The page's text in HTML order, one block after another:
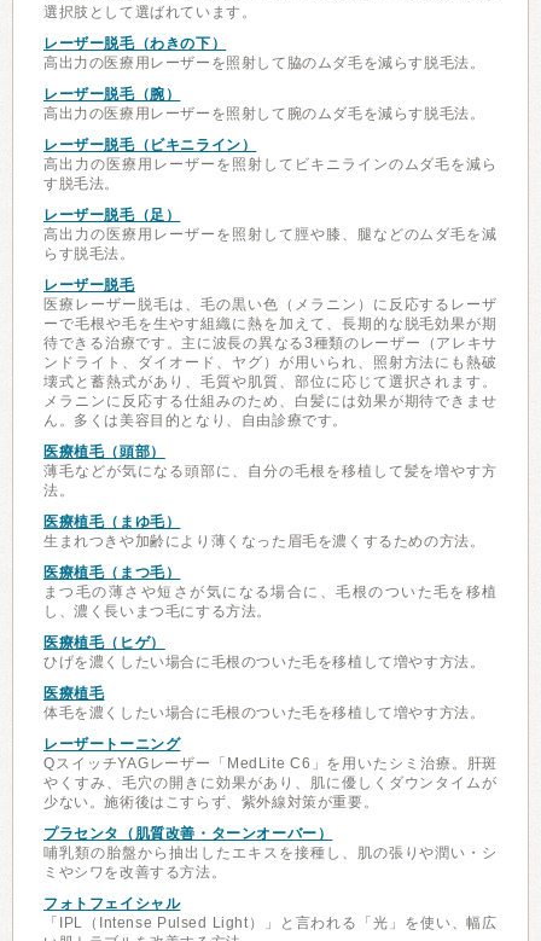
選択肢として選ばれています。
レーザー脱毛（わきの下）
高出力の医療用レーザーを照射して脇のムダ毛を減らす脱毛法。
レーザー脱毛（腕）
高出力の医療用レーザーを照射して腕のムダ毛を減らす脱毛法。
レーザー脱毛（ビキニライン）
高出力の医療用レーザーを照射してビキニラインのムダ毛を減ら
す脱毛法。
レーザー脱毛（足）
高出力の医療用レーザーを照射して脛や膝、腿などのムダ毛を減
らす脱毛法。
レーザー脱毛
医療レーザー脱毛は、毛の黒い色（メラニン）に反応するレーザ
ーで毛根や毛を生やす組織に熱を加えて、長期的な脱毛効果が期
待できる治療です。主に波長の異なる3種類のレーザー（アレキサ
ンドライト、ダイオード、ヤグ）が用いられ、照射方法にも熱破
壊式と蓄熱式があり、毛質や肌質、部位に応じて選択されます。
メラニンに反応する仕組みのため、白髪には効果が期待できませ
ん。多くは美容目的となり、自由診療です。
医療植毛（頭部）
薄毛などが気になる頭部に、自分の毛根を移植して髪を増やす方
法。
医療植毛（まゆ毛）
生まれつきや加齢により薄くなった眉毛を濃くするための方法。
医療植毛（まつ毛）
まつ毛の薄さや短さが気になる場合に、毛根のついた毛を移植
し、濃く長いまつ毛にする方法。
医療植毛（ヒゲ）
ひげを濃くしたい場合に毛根のついた毛を移植して増やす方法。
医療植毛
体毛を濃くしたい場合に毛根のついた毛を移植して増やす方法。
レーザートーニング
QスイッチYAGレーザー「MedLite C6」を用いたシミ治療。肝斑
やくすみ、毛穴の開きに効果があり、肌に優しくダウンタイムが
少ない。施術後はこすらず、紫外線対策が重要。
プラセンタ（肌質改善・ターンオーバー）
哺乳類の胎盤から抽出したエキスを接種し、肌の張りや潤い・シ
ミやシワを改善する方法。
フォトフェイシャル
「IPL（Intense Pulsed Light）」と言われる「光」を使い、幅広